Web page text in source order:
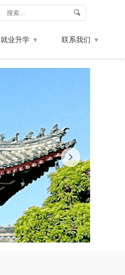
就业升学 联系我们